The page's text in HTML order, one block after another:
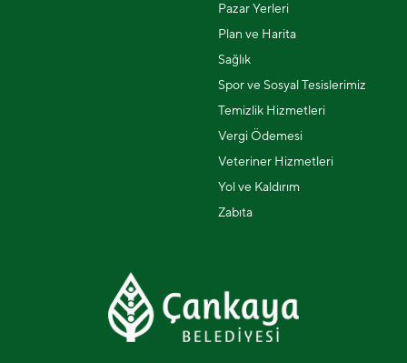
Pazar Yerleri
Plan ve Harita
Sağlık
Spor ve Sosyal Tesislerimiz
Temizlik Hizmetleri
Vergi Ödemesi
Veteriner Hizmetleri
Yol ve Kaldırım
Zabıta